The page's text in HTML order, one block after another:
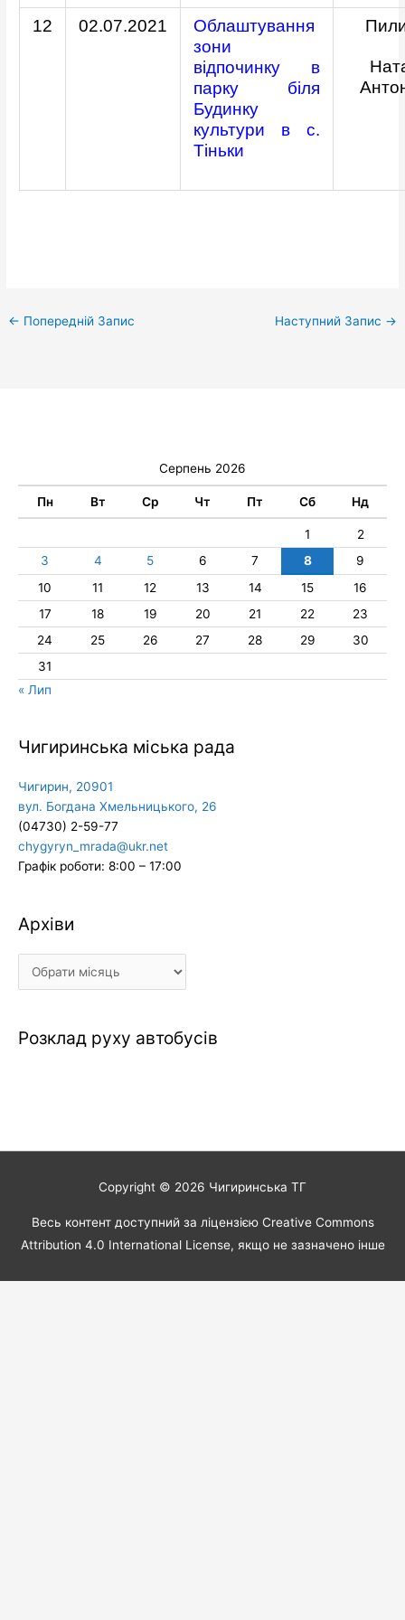
12 02.07.2021
Облаштування
зони
відпочинку в
парку біля
Будинку
культури в с.
Тіньки
← Попередній Запис Наступний Запис →
Серпень 2026
Пн Вт Ср Чт Пт Сб Нд
1
2
3
4 5 6 7 8
9
10
11 12 13 14 15
16
17
18 19 20 21 22
23
24
25 26 27 28 29
30
31
« Лип
Чигиринська міська рада
Чигирин, 20901
вул. Богдана Хмельницького, 26
(04730) 2-59-77
chygyryn_mrada@ukr.net
Графік роботи: 8:00 – 17:00
Архіви
Архіви
Розклад руху автобусів
Copyright © 2026 Чигиринська ТГ
Весь контент доступний за ліцензією Creative Commons
Attribution 4.0 International License, якщо не зазначено інше